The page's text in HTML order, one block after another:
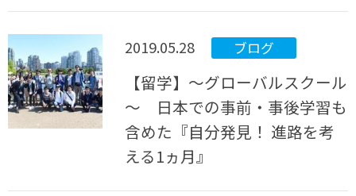
2019.05.28 ブログ
【留学】～グローバルスクール
～ 日本での事前・事後学習も
含めた『自分発見！ 進路を考
える1ヵ月』